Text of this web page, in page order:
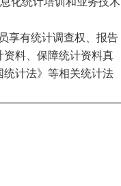
享有统计调查权、报告
料、保障统计资料真
计法》等相关统计法